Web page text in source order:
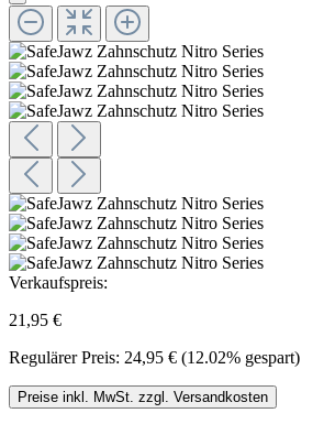
Verkaufspreis:
21,95 €
Regulärer Preis: 24,95 € (12.02% gespart)
Preise inkl. MwSt. zzgl. Versandkosten